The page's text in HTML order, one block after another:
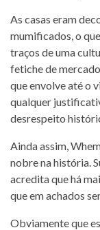
As casas eram
mumificados, o
traços de uma
fetiche de
que envolve até o
qualquer
desrespeito
Ainda assim,
nobre na história.
acredita que há
que em achados
Obviamente que